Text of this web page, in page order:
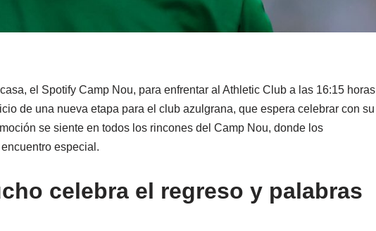
el Spotify Camp Nou, para enfrentar al Athletic Club a las 16:15 horas
de una nueva etapa para el club azulgrana, que espera celebrar con su
se siente en todos los rincones del Camp Nou, donde los
especial.
celebra el regreso y palabras